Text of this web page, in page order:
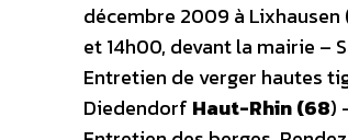
décembre 2009 à
et 14h00, devant la mairie –
Entretien de verger hautes
Diedendorf Haut-Rhin (68)